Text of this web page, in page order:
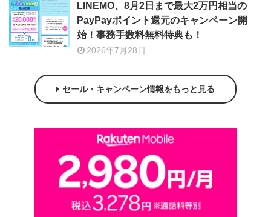
LINEMO、8月2日まで最大2万円相当の
PayPayポイント還元のキャンペーン開
始！事務手数料無料特典も！
2026年7月28日
セール・キャンペーン情報をもっと見る